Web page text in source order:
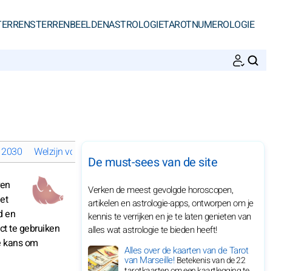
STERRENBEELDENASTROLOGIETAROTNUMEROLOGIE
Welzijn voor het Varken in 2030
en
te gebruiken
kans om
De must-sees van de site
Verken de meest gevolgde horoscopen,
artikelen en astrologie-apps, ontworpen om je
kennis te verrijken en je te laten genieten van
alles wat astrologie te bieden heeft!
Alles over de kaarten van de Tarot
van Marseille!Betekenis van de 22